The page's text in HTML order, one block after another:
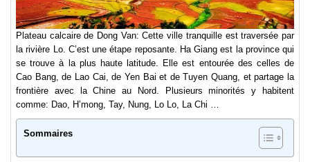
Plateau calcaire de Dong Van: Cette ville tranquille est traversée par
la rivière Lo. C’est une étape reposante. Ha Giang est la province qui
se trouve à la plus haute latitude. Elle est entourée des celles de
Cao Bang, de Lao Cai, de Yen Bai et de Tuyen Quang, et partage la
frontière avec la Chine au Nord. Plusieurs minorités y habitent
comme: Dao, H’mong, Tay, Nung, Lo Lo, La Chi …
Sommaires